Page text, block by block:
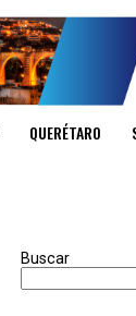
QUERÉTARO
Buscar